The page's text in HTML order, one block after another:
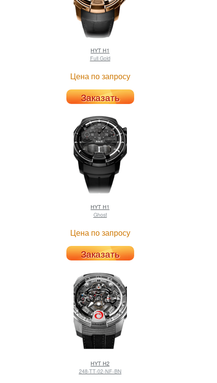
HYT H1
Full Gold
Цена по запросу
Заказать
HYT H1
Ghost
Цена по запросу
Заказать
HYT H2
248-TT-02-NF-BN